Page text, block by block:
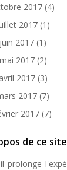
2017 (4)
2017(1)
juin 2017 (1)
mai 2017(2)
avril 2017(3)
2017 (7)
2017 (7)
de ce site
prolonge